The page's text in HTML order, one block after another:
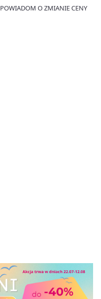
POWIADOM O ZMIANIE CENY